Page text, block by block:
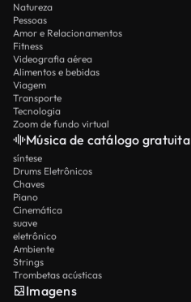
Natureza
Pessoas
Amor e Relacionamentos
Fitness
Videografia aérea
Alimentos e bebidas
Viagem
Transporte
Tecnologia
Zoom de fundo virtual
Música de catálogo gratuita
síntese
Drums Eletrônicos
Chaves
Piano
Cinemática
suave
eletrônico
Ambiente
Strings
Trombetas acústicas
Imagens